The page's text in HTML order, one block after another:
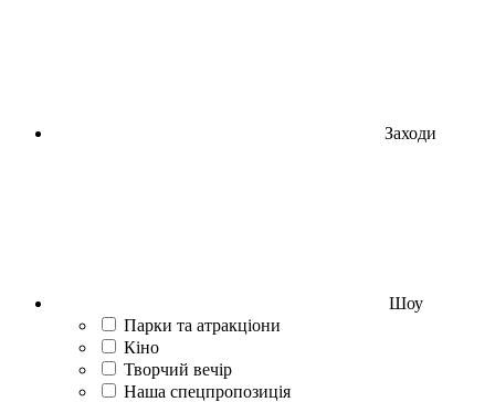
Заходи
Шоу
Парки та атракціони
Кіно
Творчий вечір
Наша спецпропозиція